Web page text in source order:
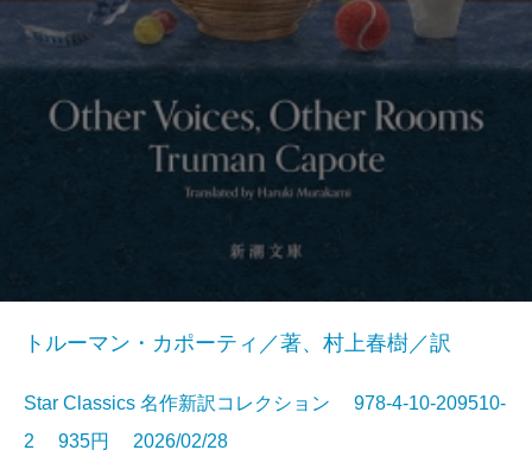
トルーマン・カポーティ／著、村上春樹／訳
Star Classics 名作新訳コレクション 978-4-10-209510-
2 935円 2026/02/28